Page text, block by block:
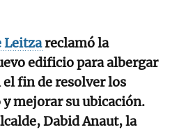
Leitzareclamó la
edificio para albergar
fin de resolver los
mejorar su ubicación.
Dabid Anaut, la